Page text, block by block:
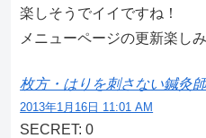
楽しそうでイイですね！
メニューページの更新楽し
枚方・はりを刺さない鍼
2013年1月16日 11:01 AM
SECRET: 0